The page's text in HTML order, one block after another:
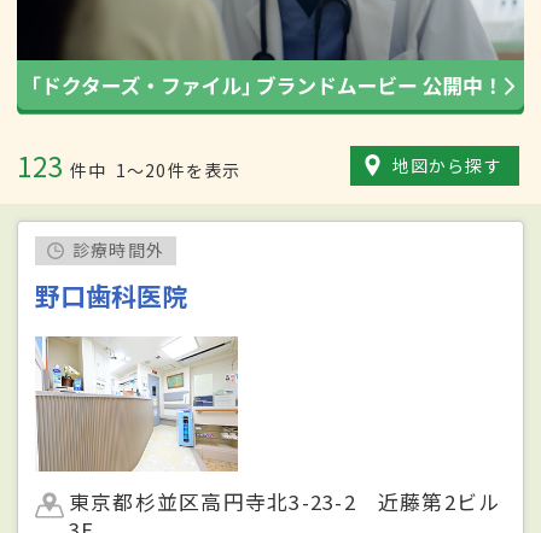
123 件中 1〜20件を表示 地図から探す
診療時間外
野口歯科医院
東京都杉並区高円寺北3-23-2 近藤第2ビル